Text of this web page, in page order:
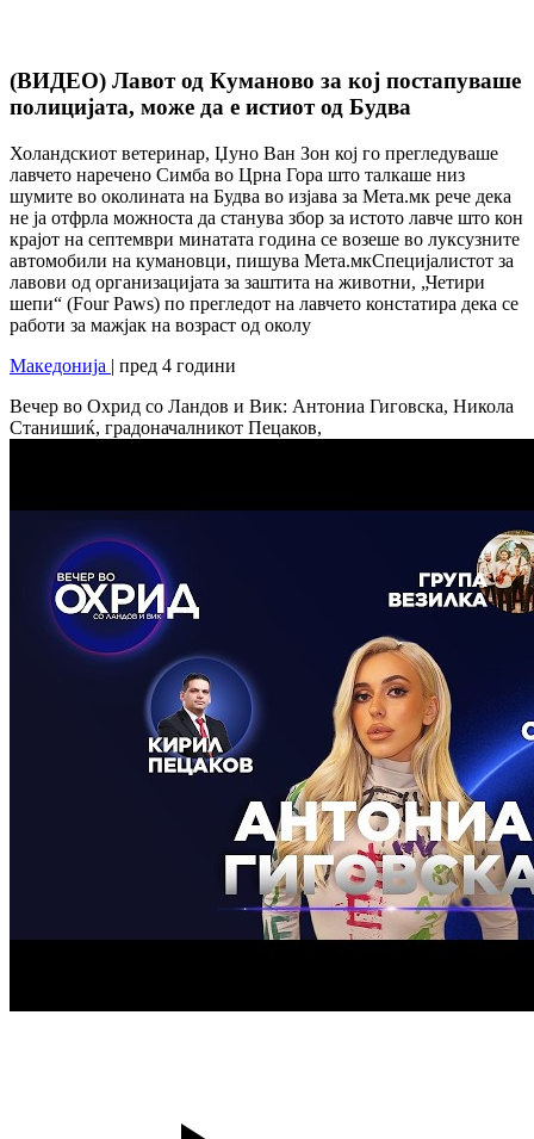
(ВИДЕО) Лавот од Куманово за кој постапуваше
полицијата, може да е истиот од Будва
Холандскиот ветеринар, Џуно Ван Зон кој го прегледуваше
лавчето наречено Симба во Црна Гора што талкаше низ
шумите во околината на Будва во изјава за Мета.мк рече дека
не ја отфрла можноста да станува збор за истото лавче што кон
крајот на септември минатата година се возеше во луксузните
автомобили на кумановци, пишува Мета.мкСпецијалистот за
лавови од организацијата за заштита на животни, „Четири
шепи“ (Four Paws) по прегледот на лавчето констатира дека се
работи за мажјак на возраст од околу
Македонија | пред 4 години
Вечер во Охрид со Ландов и Вик: Антониа Гиговска, Никола
Станишиќ, градоначалникот Пецаков,